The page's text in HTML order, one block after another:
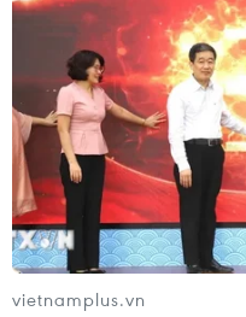
Nam Bộ vào mùa
Khuyến cáo người
01/03/2024 03:53
Trung tâm Kiểm soát
đưa ra nhiều khuyến
khỏe, tránh tác động
gay gắt, kéo dài.
vietnamplus.vn